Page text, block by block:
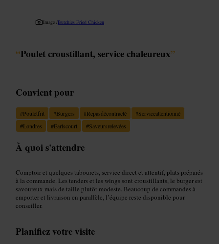
Image /Butchies Fried Chicken
“Poulet croustillant, service chaleureux”
Convient pour
#Pouletfrit #Burgers #Repasdécontracté #Serviceattentionné
#Londres #Earlscourt #Saveursrelevées
À quoi s'attendre
Comptoir et quelques tabourets, service direct et attentif, plats préparés
à la commande. Les tenders et les wings sont croustillants, le burger est
savoureux mais de taille plutôt modeste. Beaucoup de commandes à
emporter et livraison en parallèle, l’équipe reste disponible pour
conseiller.
Planifiez votre visite